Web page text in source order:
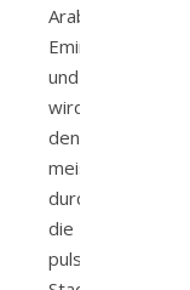
Arabischen
Emirate
und
wird
dennoch
meist
durch
die
pulsierende